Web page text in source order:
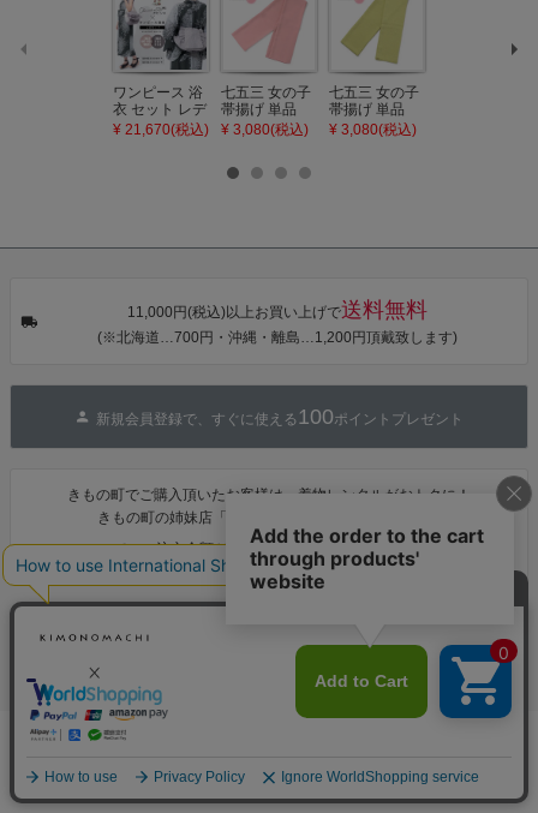
ワンピース 浴
衣 セット レデ
ィース 吸水速
タン・夜の葉
カシュクール
ワンピース 簡
単着付け 大人
¥ 21,670(税込)
七五三 女の子
帯揚げ 単品
「灰桃色」日
びあげ 和装 着
【メール便不
¥ 3,080(税込)
七五三 女の子
帯揚げ 単品
「若葉色」日
【メール便不
¥ 3,080(税込)
【メール便不
11,000円(税込)以上お買い上げで送料無料
(※北海道…700円・沖縄・離島…1,200円頂戴致します)
新規会員登録で、すぐに使える 100ポイントプレゼント
きもの町でご購入頂いたお客様は、着物レンタルがおトクに！
きもの町の姉妹店「着物レンタル 夢館(ゆめやかた)」
でのご注文金額が
1,000円OFF になります♪